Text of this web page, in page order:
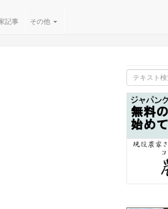
記事 その他